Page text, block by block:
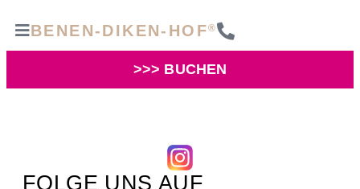
BENEN-DIKEN-HOF®
>>> BUCHEN
FOLGE UNS AUF